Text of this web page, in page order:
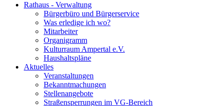
Rathaus - Verwaltung
Bürgerbüro und Bürgerservice
Was erledige ich wo?
Mitarbeiter
Organigramm
Kulturraum Ampertal e.V.
Haushaltspläne
Aktuelles
Veranstaltungen
Bekanntmachungen
Stellenangebote
Straßensperrungen im VG-Bereich